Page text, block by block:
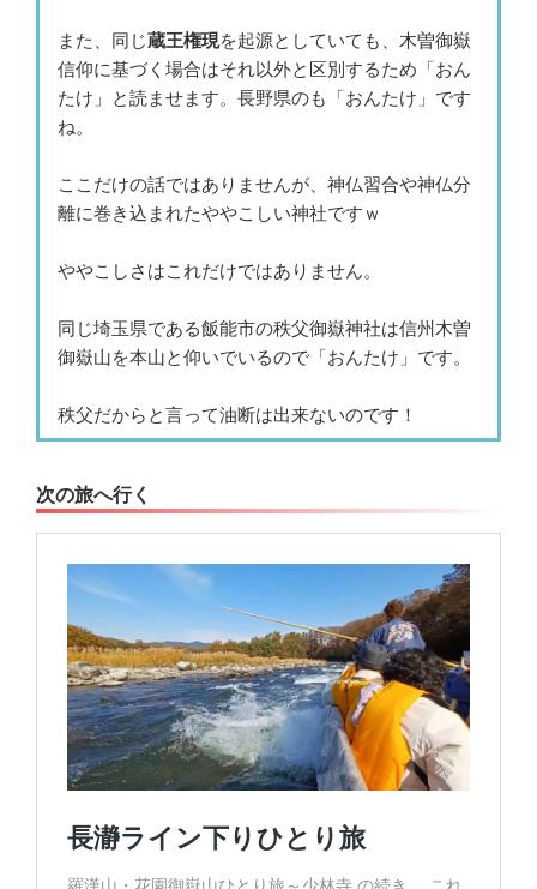
また、同じ蔵王権現を起源としていても、木曽御嶽
信仰に基づく場合はそれ以外と区別するため「おん
たけ」と読ませます。長野県のも「おんたけ」です
ね。
ここだけの話ではありませんが、神仏習合や神仏分
離に巻き込まれたややこしい神社ですｗ
ややこしさはこれだけではありません。
同じ埼玉県である飯能市の秩父御嶽神社は信州木曽
御嶽山を本山と仰いでいるので「おんたけ」です。
秩父だからと言って油断は出来ないのです！
次の旅へ行く